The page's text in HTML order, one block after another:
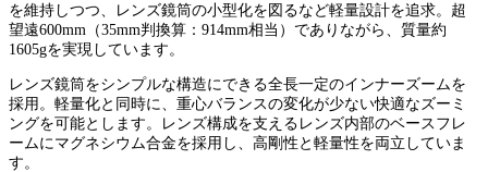
を維持しつつ、レンズ鏡筒の小型化を図るなど軽量設計を追求。超
望遠600mm（35mm判換算：914mm相当）でありながら、質量約
1605gを実現しています。
レンズ鏡筒をシンプルな構造にできる全長一定のインナーズームを
採用。軽量化と同時に、重心バランスの変化が少ない快適なズーミ
ングを可能とします。レンズ構成を支えるレンズ内部のベースフレ
ームにマグネシウム合金を採用し、高剛性と軽量性を両立していま
す。